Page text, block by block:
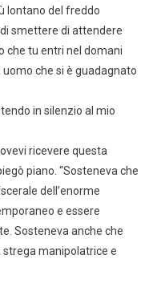
lontano del freddo
smettere di attendere
che tu entri nel domani
che si è guadagnato
in silenzio al mio
ricevere questa
piano. “Sosteneva che
dell’enorme
e essere
Sosteneva anche che
strega manipolatrice e